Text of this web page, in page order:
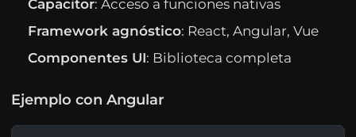
Capacitor: Acceso a funciones nativas
Framework agnóstico: React, Angular, Vue
Componentes UI: Biblioteca completa
Ejemplo con Angular